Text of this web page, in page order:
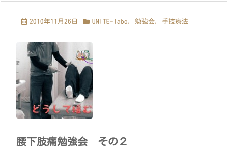
2010年11月26日 UNITE-labo, 勉強会, 手技療法
腰下肢痛勉強会 その２